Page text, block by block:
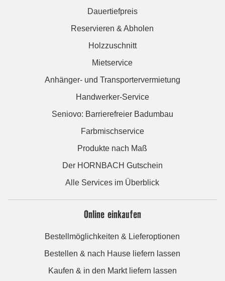
Dauertiefpreis
Reservieren & Abholen
Holzzuschnitt
Mietservice
Anhänger- und Transportervermietung
Handwerker-Service
Seniovo: Barrierefreier Badumbau
Farbmischservice
Produkte nach Maß
Der HORNBACH Gutschein
Alle Services im Überblick
Online einkaufen
Bestellmöglichkeiten & Lieferoptionen
Bestellen & nach Hause liefern lassen
Kaufen & in den Markt liefern lassen